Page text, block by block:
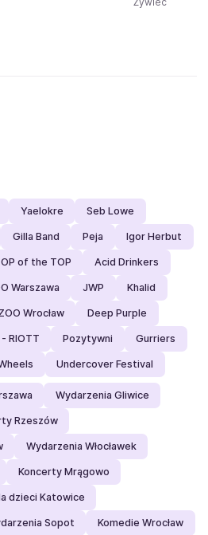
Yaelokre Seb Lowe
Gilla Band Peja Igor Herbut
of the TOP Acid Drinkers
Warszawa JWP Khalid
Wrocław Deep Purple
RIOTT Pozytywni Gurriers
Undercover Festival
Wydarzenia Gliwice
Rzeszów
Wydarzenia Włocławek
Koncerty Mrągowo
dzieci Katowice
Sopot Komedie Wrocław